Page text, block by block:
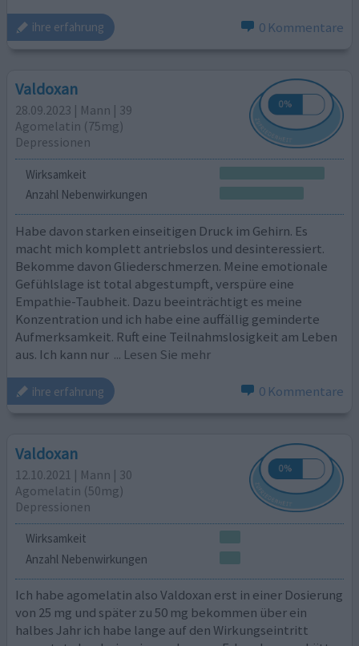
ihre erfahrung 0 Kommentare
Valdoxan
28.09.2023 | Mann | 39
Agomelatin (75mg)
Depressionen
Wirksamkeit
Anzahl Nebenwirkungen
Habe davon starken einseitigen Druck im Gehirn. Es
macht mich komplett antriebslos und desinteressiert.
Bekomme davon Gliederschmerzen. Meine emotionale
Gefühlslage ist total abgestumpft, verspüre eine
Empathie-Taubheit. Dazu beeinträchtigt es meine
Konzentration und ich habe eine auffällig geminderte
Aufmerksamkeit. Ruft eine Teilnahmslosigkeit am Leben
aus. Ich kann nur ... Lesen Sie mehr
ihre erfahrung 0 Kommentare
Valdoxan
12.10.2021 | Mann | 30
Agomelatin (50mg)
Depressionen
Wirksamkeit
Anzahl Nebenwirkungen
Ich habe agomelatin also Valdoxan erst in einer Dosierung
von 25 mg und später zu 50 mg bekommen über ein
halbes Jahr ich habe lange auf den Wirkungseintritt